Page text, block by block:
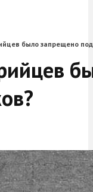
было запрещено